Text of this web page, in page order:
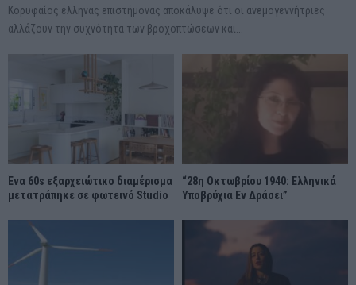
Κορυφαίος έλληνας επιστήμονας αποκάλυψε ότι οι ανεμογεννήτριες
αλλάζουν την συχνότητα των βροχοπτώσεων και...
Ένα 60s εξαρχειώτικο διαμέρισμα
μετατράπηκε σε φωτεινό Studio
“28η Οκτωβρίου 1940: Ελληνικά
Υποβρύχια Εν Δράσει”